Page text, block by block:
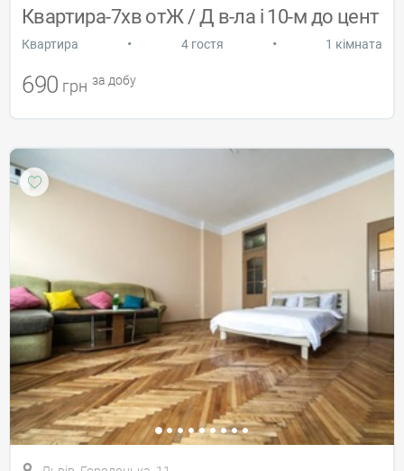
Квартира-7хв отЖ / Д в-ла і 10-м до цент
Квартира • 4 гостя • 1 кімната
690 грн за добу